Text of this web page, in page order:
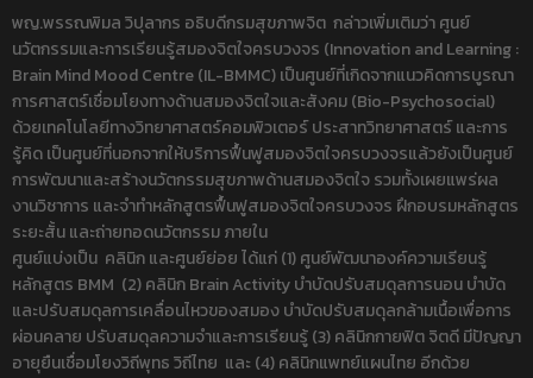
พญ.พรรณพิมล วิปุลากร อธิบดีกรมสุขภาพจิต กล่าวเพิ่มเติมว่า ศูนย์
นวัตกรรมและการเรียนรู้สมองจิตใจครบวงจร (Innovation and Learning :
Brain Mind Mood Centre (IL-BMMC) เป็นศูนย์ที่เกิดจากแนวคิดการบูรณา
การศาสตร์เชื่อมโยงทางด้านสมองจิตใจและสังคม (Bio-Psychosocial)
ด้วยเทคโนโลยีทางวิทยาศาสตร์คอมพิวเตอร์ ประสาทวิทยาศาสตร์ และการ
รู้คิด เป็นศูนย์ที่นอกจากให้บริการฟื้นฟูสมองจิตใจครบวงจรแล้วยังเป็นศูนย์
การพัฒนาและสร้างนวัตกรรมสุขภาพด้านสมองจิตใจ รวมทั้งเผยแพร่ผล
งานวิชาการ และจำทำหลักสูตรฟื้นฟูสมองจิตใจครบวงจร ฝึกอบรมหลักสูตร
ระยะสั้น และถ่ายทอดนวัตกรรม ภายใน
ศูนย์แบ่งเป็น คลินิก และศูนย์ย่อย ได้แก่ (1) ศูนย์พัฒนาองค์ความเรียนรู้
หลักสูตร BMM (2) คลินิก Brain Activity บำบัดปรับสมดุลการนอน บำบัด
และปรับสมดุลการเคลื่อนไหวของสมอง บำบัดปรับสมดุลกล้ามเนื้อเพื่อการ
ผ่อนคลาย ปรับสมดุลความจำและการเรียนรู้ (3) คลินิกกายฟิต จิตดี มีปัญญา
อายุยืนเชื่อมโยงวิถีพุทธ วิถีไทย และ (4) คลินิกแพทย์แผนไทย อีกด้วย